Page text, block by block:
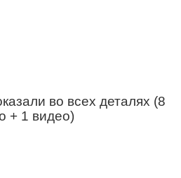
во всех деталях (8
+ 1 видео)